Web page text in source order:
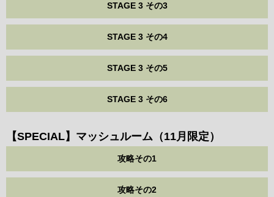
STAGE 3 その3
STAGE 3 その4
STAGE 3 その5
STAGE 3 その6
【SPECIAL】マッシュルーム（11月限定）
攻略その1
攻略その2